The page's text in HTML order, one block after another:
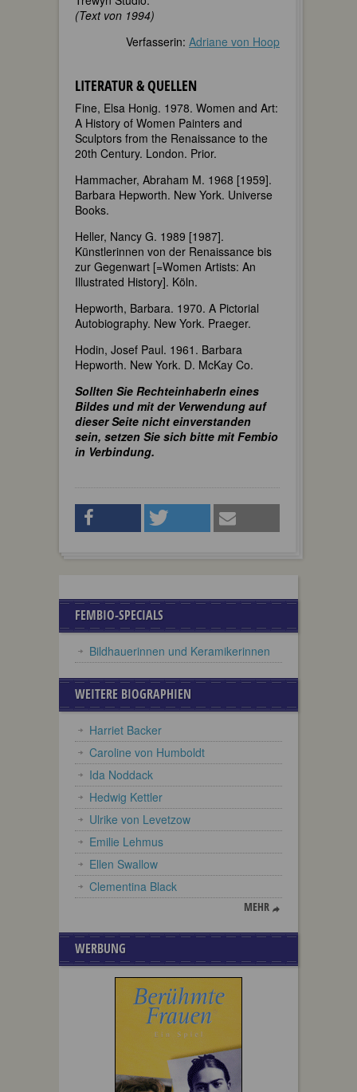
(Text von 1994)
Verfasserin: Adriane von Hoop
LITERATUR & QUELLEN
Fine, Elsa Honig. 1978. Women and Art:
A History of Women Painters and
Sculptors from the Renaissance to the
20th Century. London. Prior.
Hammacher, Abraham M. 1968 [1959].
Barbara Hepworth. New York. Universe
Books.
Heller, Nancy G. 1989 [1987].
Künstlerinnen von der Renaissance bis
zur Gegenwart [=Women Artists: An
Illustrated History]. Köln.
Hepworth, Barbara. 1970. A Pictorial
Autobiography. New York. Praeger.
Hodin, Josef Paul. 1961. Barbara
Hepworth. New York. D. McKay Co.
Sollten Sie RechteinhaberIn eines
Bildes und mit der Verwendung auf
dieser Seite nicht einverstanden
sein, setzen Sie sich bitte mit Fembio
in Verbindung.
FEMBIO-SPECIALS
Bildhauerinnen und Keramikerinnen
WEITERE BIOGRAPHIEN
Harriet Backer
Caroline von Humboldt
Ida Noddack
Hedwig Kettler
Ulrike von Levetzow
Emilie Lehmus
Ellen Swallow
Clementina Black
MEHR
WERBUNG